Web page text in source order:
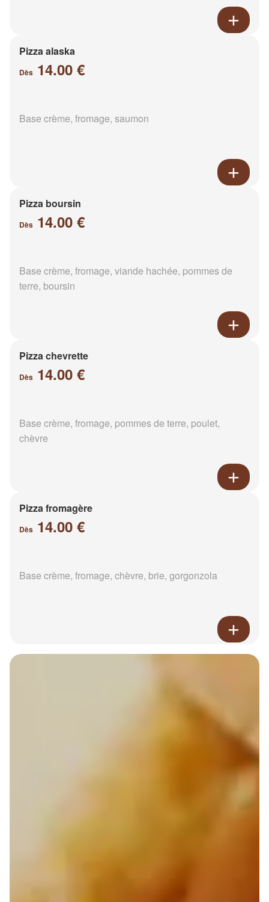
Pizza alaska
Dès 14.00 €
Base crème, fromage, saumon
Pizza boursin
Dès 14.00 €
Base crème, fromage, viande hachée, pommes de
terre, boursin
Pizza chevrette
Dès 14.00 €
Base crème, fromage, pommes de terre, poulet,
chèvre
Pizza fromagère
Dès 14.00 €
Base crème, fromage, chèvre, brie, gorgonzola